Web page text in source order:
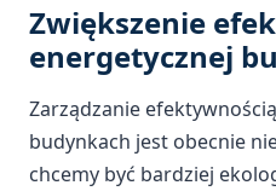
Zwiększenie
energetycznej
Zarządzanie
budynkach jest obecnie
chcemy być bardziej